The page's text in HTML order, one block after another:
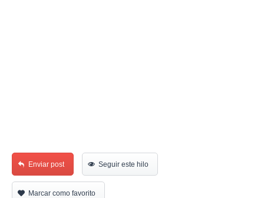
Enviar post Seguir este hilo
Marcar como favorito